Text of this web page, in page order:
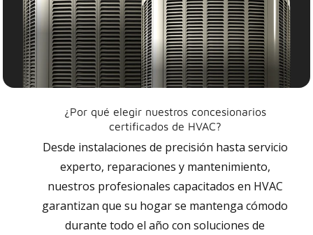
¿Por qué elegir nuestros concesionarios
certificados de HVAC?
Desde instalaciones de precisión hasta servicio
experto, reparaciones y mantenimiento,
nuestros profesionales capacitados en HVAC
garantizan que su hogar se mantenga cómodo
durante todo el año con soluciones de